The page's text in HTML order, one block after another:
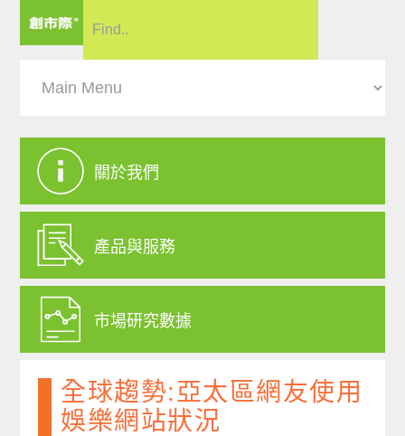
關於我們
產品與服務
市場研究數據
全球趨勢:亞太區網友使用
娛樂網站狀況